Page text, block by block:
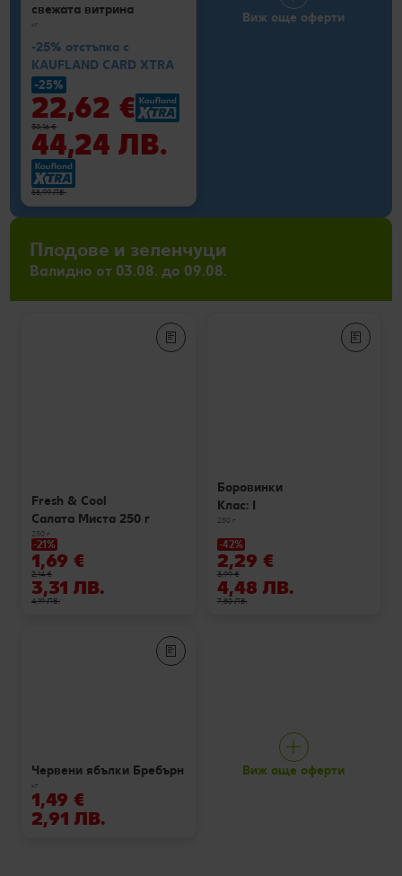
свежата витрина
кг
-25% отстъпка с
KAUFLAND CARD XTRA
-25%
22,62 €
30,16 €
44,24 ЛВ.
58,99 ЛВ.
Виж още оферти
Плодове и зеленчуци
Валидно от 03.08. до 09.08.
Fresh & Cool
Салата Миста 250 г
250 г
-21%
1,69 €
2,14 €
3,31 ЛВ.
4,19 ЛВ.
Боровинки
Клас: I
250 г
-42%
2,29 €
3,99 €
4,48 ЛВ.
7,80 ЛВ.
Червени ябълки Бребърн
кг
1,49 €
2,91 ЛВ.
Виж още оферти